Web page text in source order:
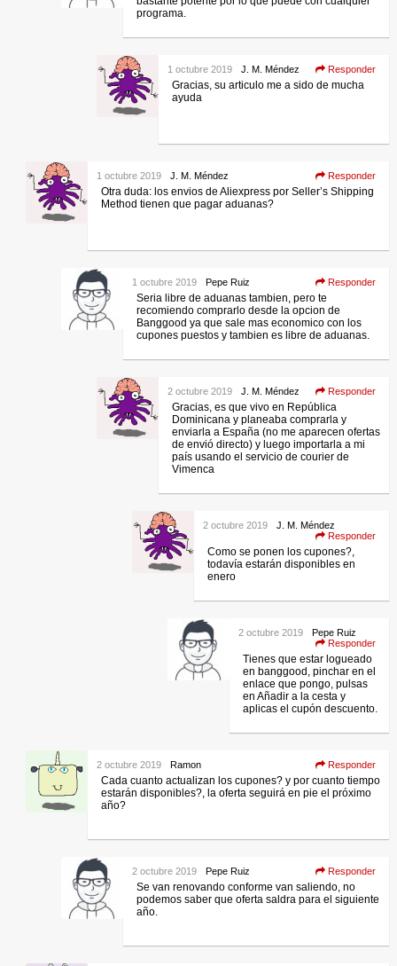
programa.
J. M. Méndez
1 octubre 2019 Responder
Gracias, su articulo me a sido de mucha
ayuda
J. M. Méndez
1 octubre 2019 Responder
Otra duda: los envios de Aliexpress por Seller’s Shipping
Method tienen que pagar aduanas?
Pepe Ruiz
1 octubre 2019 Responder
Seria libre de aduanas tambien, pero te
recomiendo comprarlo desde la opcion de
Banggood ya que sale mas economico con los
cupones puestos y tambien es libre de aduanas.
J. M. Méndez
2 octubre 2019 Responder
Gracias, es que vivo en República
Dominicana y planeaba comprarla y
enviarla a España (no me aparecen ofertas
de envió directo) y luego importarla a mi
país usando el servicio de courier de
Vimenca
J. M. Méndez
2 octubre 2019
Responder
Como se ponen los cupones?,
todavía estarán disponibles en
enero
Pepe Ruiz
2 octubre 2019
Responder
Tienes que estar logueado
en banggood, pinchar en el
enlace que pongo, pulsas
en Añadir a la cesta y
aplicas el cupón descuento.
Ramon
2 octubre 2019 Responder
Cada cuanto actualizan los cupones? y por cuanto tiempo
estarán disponibles?, la oferta seguirá en pie el próximo
año?
Pepe Ruiz
2 octubre 2019 Responder
Se van renovando conforme van saliendo, no
podemos saber que oferta saldra para el siguiente
año.